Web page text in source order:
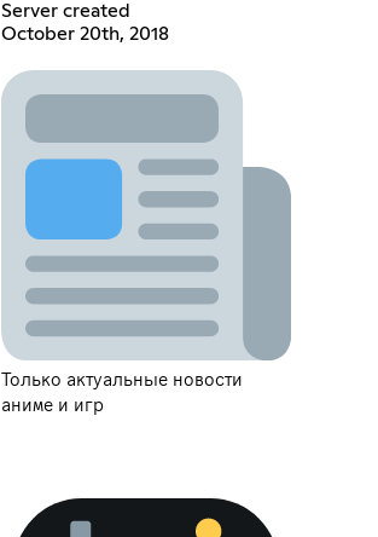
Server created
October 20th, 2018
Только актуальные новости
аниме и игр